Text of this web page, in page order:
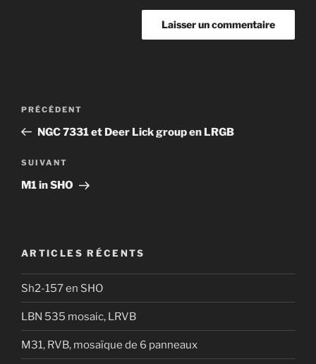
Navigation
l’article
Article
précédent
PRÉCÉDENT
NGC 7331 et Deer Lick group en LRGB
Article
suivant
SUIVANT
M1 in SHO
ARTICLES RÉCENTS
Sh2-157 en SHO
LBN 535 mosaic, LRVB
M31, RVB, mosaïque de 6 panneaux